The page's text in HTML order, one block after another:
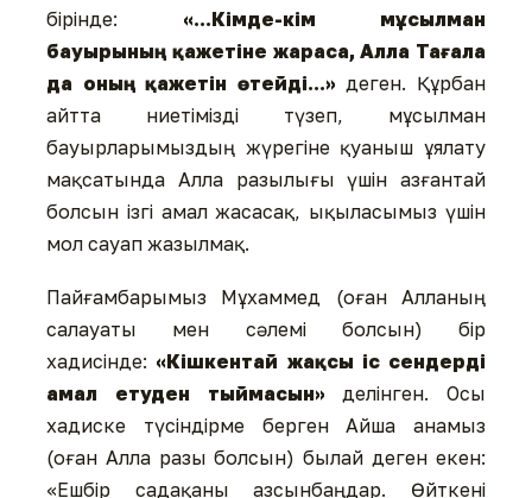
бірінде: «...Кімде-кім мұсылман
бауырының қажетіне жараса, Алла Тағала
да оның қажетін өтейді...» деген. Құрбан
айтта ниетімізді түзеп, мұсылман
бауырларымыздың жүрегіне қуаныш ұялату
мақсатында Алла разылығы үшін азғантай
болсын ізгі амал жасасақ, ықыласымыз үшін
мол сауап жазылмақ.
Пайғамбарымыз Мұхаммед (оған Алланың
салауаты мен сәлемі болсын) бір
хадисінде: «Кішкентай жақсы іс сендерді
амал етуден тыймасын» делінген. Осы
хадиске түсіндірме берген Айша анамыз
(оған Алла разы болсын) былай деген екен:
«Ешбір садақаны азсынбаңдар. Өйткені